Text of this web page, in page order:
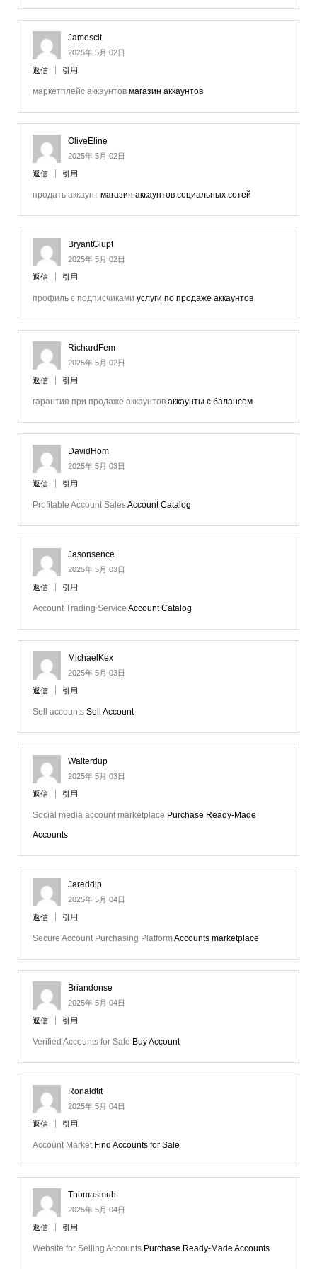
Jamescit
2025年 5月 02日
返信 引用
маркетплейс аккаунтов магазин аккаунтов
OliveEline
2025年 5月 02日
返信 引用
продать аккаунт магазин аккаунтов социальных сетей
BryantGlupt
2025年 5月 02日
返信 引用
профиль с подписчиками услуги по продаже аккаунтов
RichardFem
2025年 5月 02日
返信 引用
гарантия при продаже аккаунтов аккаунты с балансом
DavidHom
2025年 5月 03日
返信 引用
Profitable Account SalesAccount Catalog
Jasonsence
2025年 5月 03日
返信 引用
Account Trading Service Account Catalog
MichaelKex
2025年 5月 03日
返信 引用
Sell accounts Sell Account
Walterdup
2025年 5月 03日
返信 引用
Social media account marketplace Purchase Ready-Made
Accounts
Jareddip
2025年 5月 04日
返信 引用
Secure Account Purchasing PlatformAccounts marketplace
Briandonse
2025年 5月 04日
返信 引用
Verified Accounts for Sale Buy Account
Ronaldtit
2025年 5月 04日
返信 引用
Account Market Find Accounts for Sale
Thomasmuh
2025年 5月 04日
返信 引用
Website for Selling Accounts Purchase Ready-Made Accounts